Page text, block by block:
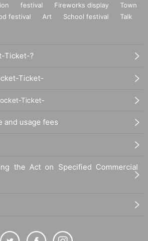
festival Fireworks display
Town
festival Art School festival
Talk
Ticket-?
Ticket-
Ticket-
and usage fees
the Act on Specified Commercial